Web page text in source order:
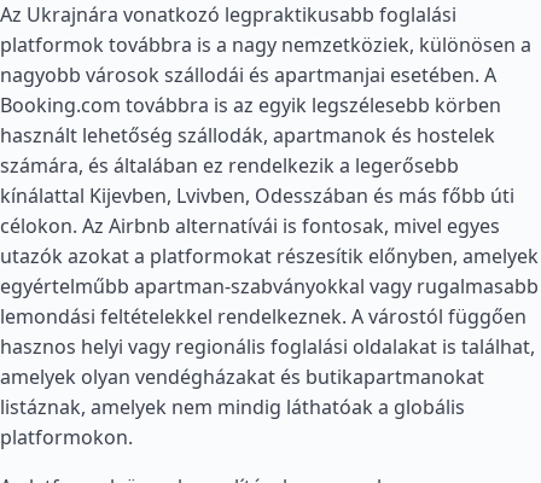
Az Ukrajnára vonatkozó legpraktikusabb foglalási
platformok továbbra is a nagy nemzetköziek, különösen a
nagyobb városok szállodái és apartmanjai esetében. A
Booking.com továbbra is az egyik legszélesebb körben
használt lehetőség szállodák, apartmanok és hostelek
számára, és általában ez rendelkezik a legerősebb
kínálattal Kijevben, Lvivben, Odesszában és más főbb úti
célokon. Az Airbnb alternatívái is fontosak, mivel egyes
utazók azokat a platformokat részesítik előnyben, amelyek
egyértelműbb apartman-szabványokkal vagy rugalmasabb
lemondási feltételekkel rendelkeznek. A várostól függően
hasznos helyi vagy regionális foglalási oldalakat is találhat,
amelyek olyan vendégházakat és butikapartmanokat
listáznak, amelyek nem mindig láthatóak a globális
platformokon.